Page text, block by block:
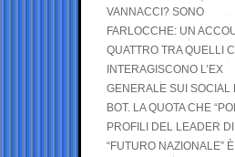
VANNACCI? SONO
FARLOCCHE: UN
QUATTRO TRA QUELLI
INTERAGISCONO L’EX
GENERALE SUI SOCIAL
BOT. LA QUOTA CHE
PROFILI DEL LEADER DI
“FUTURO NAZIONALE”